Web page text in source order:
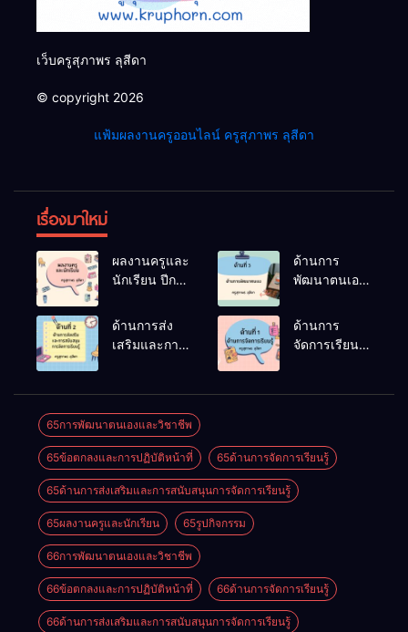
เว็บครูสุภาพร ลุสีดา
© copyright 2026
แฟ้มผลงานครูออนไลน์ ครูสุภาพร ลุสีดา
เรื่องมาใหม่
ผลงานครูและ
นักเรียน ปีการ
ด้านการ
พัฒนาตนเอง
2566
ด้านการส่ง
เสริมและการ
2566
ด้านการ
จัดการเรียนรู้
65การพัฒนาตนเองและวิชาชีพ
65ข้อตกลงและการปฏิบัติหน้าที่ 65ด้านการจัดการเรียนรู้
65ด้านการส่งเสริมและการสนับสนุนการจัดการเรียนรู้
65ผลงานครูและนักเรียน 65รูปกิจกรรม
66การพัฒนาตนเองและวิชาชีพ
66ข้อตกลงและการปฏิบัติหน้าที่ 66ด้านการจัดการเรียนรู้
66ด้านการส่งเสริมและการสนับสนุนการจัดการเรียนรู้